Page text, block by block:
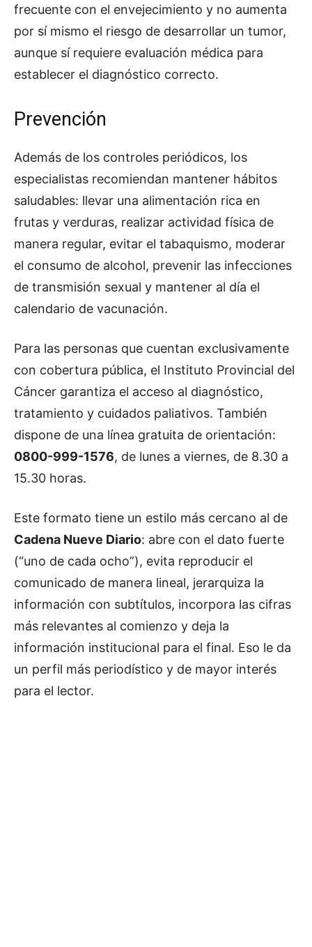
frecuente con el envejecimiento y no aumenta
por sí mismo el riesgo de desarrollar un tumor,
aunque sí requiere evaluación médica para
establecer el diagnóstico correcto.
Prevención
Además de los controles periódicos, los
especialistas recomiendan mantener hábitos
saludables: llevar una alimentación rica en
frutas y verduras, realizar actividad física de
manera regular, evitar el tabaquismo, moderar
el consumo de alcohol, prevenir las infecciones
de transmisión sexual y mantener al día el
calendario de vacunación.
Para las personas que cuentan exclusivamente
con cobertura pública, el Instituto Provincial del
Cáncer garantiza el acceso al diagnóstico,
tratamiento y cuidados paliativos. También
dispone de una línea gratuita de orientación:
0800-999-1576, de lunes a viernes, de 8.30 a
15.30 horas.
Este formato tiene un estilo más cercano al de
Cadena Nueve Diario: abre con el dato fuerte
(“uno de cada ocho”), evita reproducir el
comunicado de manera lineal, jerarquiza la
información con subtítulos, incorpora las cifras
más relevantes al comienzo y deja la
información institucional para el final. Eso le da
un perfil más periodístico y de mayor interés
para el lector.